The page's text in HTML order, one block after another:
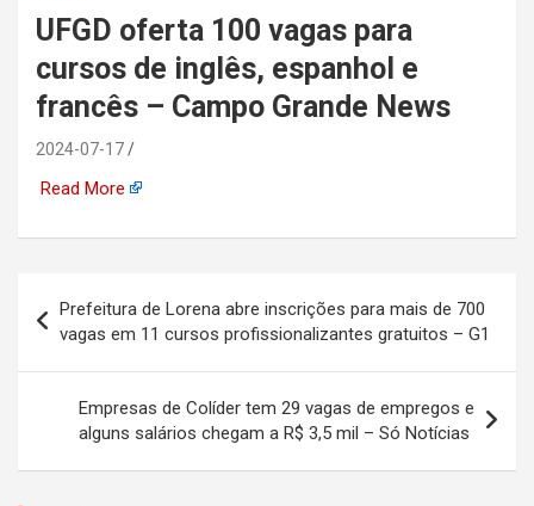
automotiva, mineração,
indústria naval, etc
UFGD oferta 100 vagas para
cursos de inglês, espanhol e
francês – Campo Grande News
2024-07-17
Read More
de
Post
Prefeitura de Lorena abre inscrições para mais de 700
vagas em 11 cursos profissionalizantes gratuitos – G1
Empresas de Colíder tem 29 vagas de empregos e
alguns salários chegam a R$ 3,5 mil – Só Notícias